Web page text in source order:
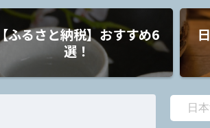
【ふるさと納税】おすすめ6
選！